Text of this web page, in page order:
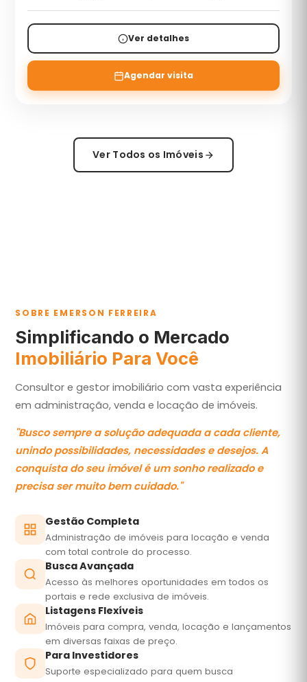
Ver detalhes
Agendar visita
Ver Todos os Imóveis
SOBRE EMERSON FERREIRA
Simplificando o Mercado
Imobiliário Para Você
Consultor e gestor imobiliário com vasta experiência
em administração, venda e locação de imóveis.
"Busco sempre a solução adequada a cada cliente,
unindo possibilidades, necessidades e desejos. A
conquista do seu imóvel é um sonho realizado e
precisa ser muito bem cuidado."
Gestão Completa
Administração de imóveis para locação e venda
com total controle do processo.
Busca Avançada
Acesso às melhores oportunidades em todos os
portais e rede exclusiva de imóveis.
Listagens Flexíveis
Imóveis para compra, venda, locação e lançamentos
em diversas faixas de preço.
Para Investidores
Suporte especializado para quem busca